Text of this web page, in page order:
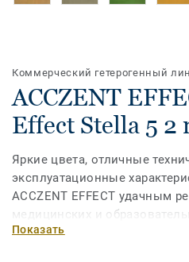
Коммерческий гетерогенный
ACCZENT
Effect Stella 5 2
Яркие цвета, отличные
эксплуатационные
ACCZENT EFFECT удачным
медицинских и
помещений с большой
Показать